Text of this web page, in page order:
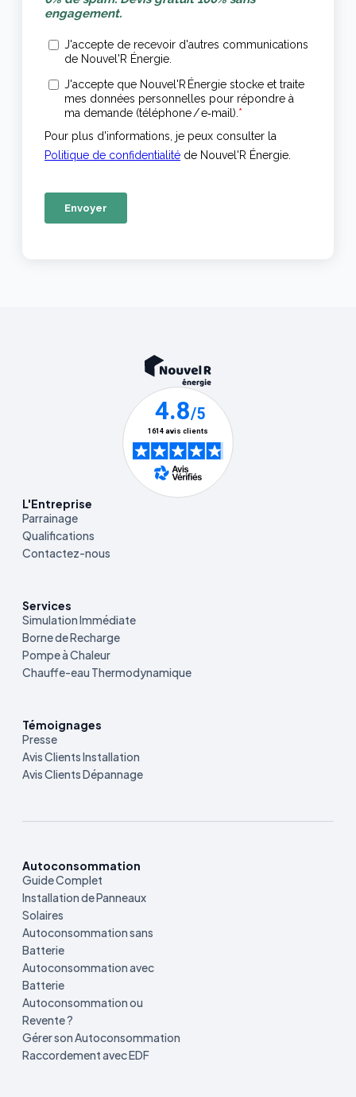
L'Entreprise
Parrainage
Qualifications
Contactez-nous
Services
Simulation Immédiate
Borne de Recharge
Pompe à Chaleur
Chauffe-eau Thermodynamique
Témoignages
Presse
Avis Clients Installation
Avis Clients Dépannage
Autoconsommation
Guide Complet
Installation de Panneaux
Solaires
Autoconsommation sans
Batterie
Autoconsommation avec
Batterie
Autoconsommation ou
Revente ?
Gérer son Autoconsommation
Raccordement avec EDF